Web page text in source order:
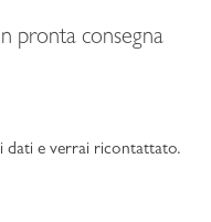
pronta consegna
dati e verrai ricontattato.